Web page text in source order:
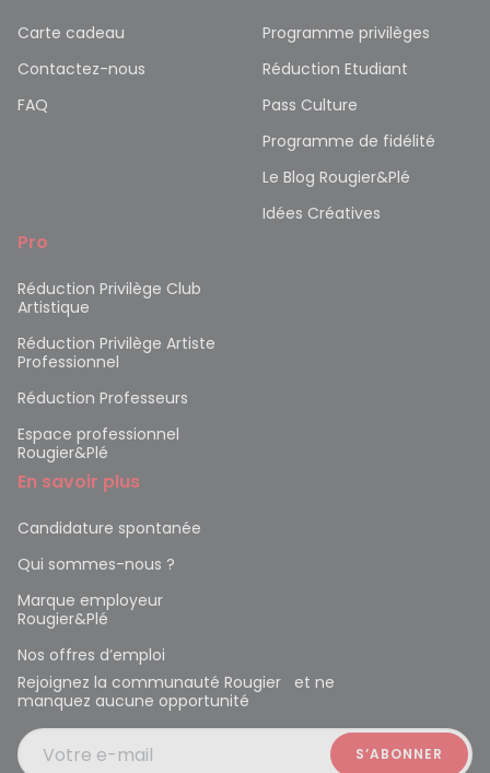
Carte cadeau
Contactez-nous
FAQ
Programme privilèges
Réduction Etudiant
Pass Culture
Programme de fidélité
Le Blog Rougier&Plé
Idées Créatives
Pro
Réduction Privilège Club
Artistique
Réduction Privilège Artiste
Professionnel
Réduction Professeurs
Espace professionnel
Rougier&Plé
En savoir plus
Candidature spontanée
Qui sommes-nous ?
Marque employeur
Rougier&Plé
Nos offres d’emploi
Rejoignez la communauté Rougier et ne
manquez aucune opportunité
Votre e-mail